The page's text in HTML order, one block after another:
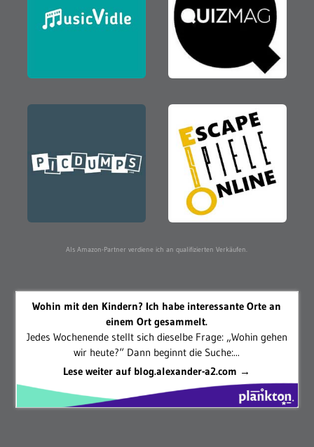
Als Amazon-Partner verdiene ich an qualifizierten Verkäufen.
Wohin mit den Kindern? Ich habe interessante Orte an
einem Ort gesammelt.
Jedes Wochenende stellt sich dieselbe Frage: „Wohin gehen
wir heute?“ Dann beginnt die Suche:...
Lese weiter auf blog.alexander-a2.com →